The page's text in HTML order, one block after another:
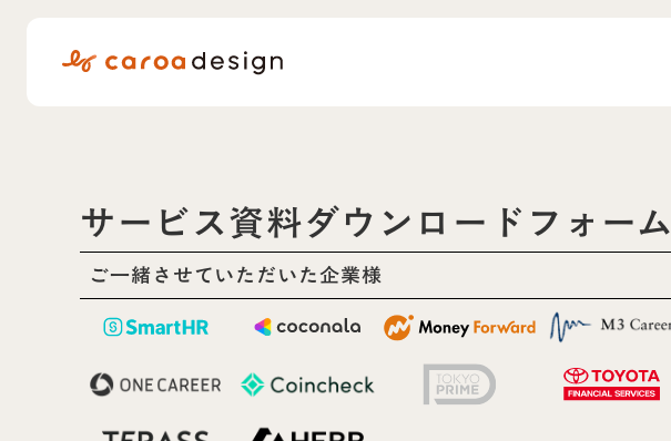
サービス資料ダウンロードフォーム
ご一緒させていただいた企業様